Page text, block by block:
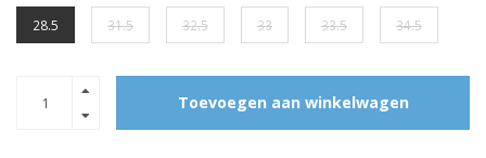
28.5 31.5 32.5 33 33.5 34.5
Toevoegen aan winkelwagen